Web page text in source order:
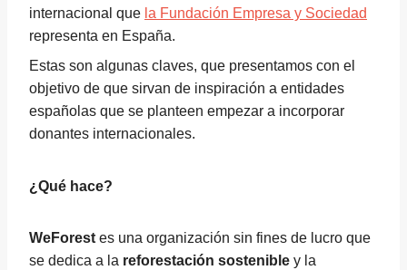
internacional que la Fundación Empresa y Sociedad
representa en España.
Estas son algunas claves, que presentamos con el
objetivo de que sirvan de inspiración a entidades
españolas que se planteen empezar a incorporar
donantes internacionales.
¿Qué hace?
WeForest es una organización sin fines de lucro que
se dedica a la reforestación sostenible y la